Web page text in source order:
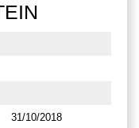
31/10/2018